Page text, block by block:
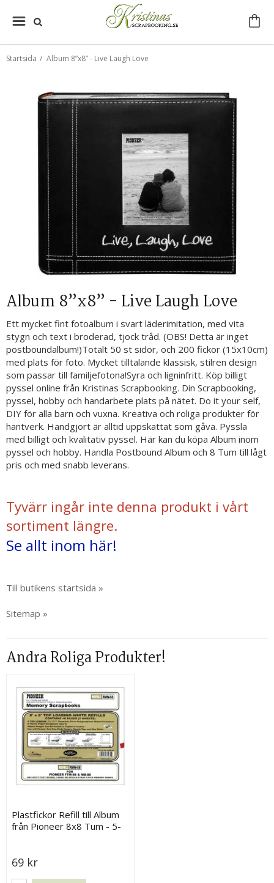
Startsida / Album 8”x8” - Live Laugh Love
Album 8”x8” - Live Laugh Love
Ett mycket fint fotoalbum i svart läderimitation, med vita
stygn och text i broderad, tjock tråd. (OBS! Detta är inget
postboundalbum!)Totalt 50 st sidor, och 200 fickor (15x10cm)
med plats för foto. Mycket tilltalande klassisk, stilren design
som passar till familjefotona!Syra och ligninfritt. Köp billigt
pyssel online från Kristinas Scrapbooking. Din Scrapbooking,
pyssel, hobby och handarbete plats på nätet. Do it your self,
DIY för alla barn och vuxna. Kreativa och roliga produkter för
hantverk. Handgjort är alltid uppskattat som gåva. Pyssla
med billigt och kvalitativ pyssel. Här kan du köpa Album inom
pyssel och hobby. Handla Postbound Album och 8 Tum till lågt
pris och med snabb leverans.
Tyvärr ingår inte denna produkt i vårt
sortiment längre.
Se allt inom här!
Till butikens startsida »
Sitemap »
Andra Roliga Produkter!
Plastfickor Refill till Album
från Pioneer 8x8 Tum - 5-
69 kr